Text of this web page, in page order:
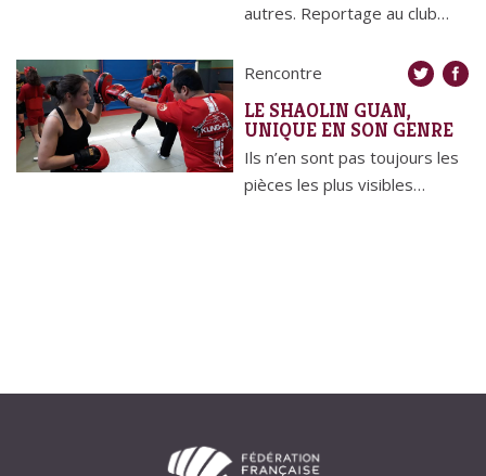
autres. Reportage au club…
Rencontre
LE SHAOLIN GUAN,
UNIQUE EN SON GENRE
Ils n’en sont pas toujours les
pièces les plus visibles…